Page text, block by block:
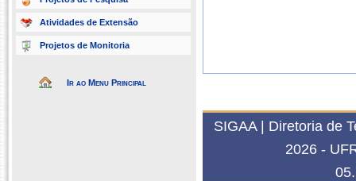
Atividades de Extensão
Projetos de Monitoria
Ir ao Menu Principal
SIGAA | Diretoria de
2026 -